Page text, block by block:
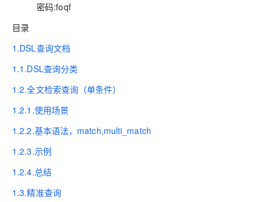
密码:foqf
目录
1.DSL查询文档
1.1.DSL查询分类
1.2.全文检索查询（单条件）
1.2.1.使用场景
1.2.2.基本语法，match,multi_match
1.2.3.示例
1.2.4.总结
1.3.精准查询